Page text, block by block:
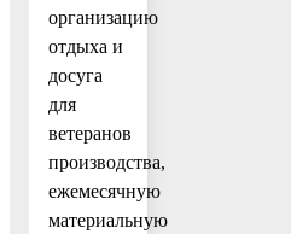
организацию
отдыха и
досуга
для
ветеранов
производства,
ежемесячную
материальную